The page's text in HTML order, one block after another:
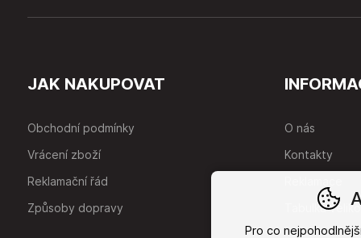
JAK NAKUPOVAT
Obchodní podmínky
Vrácení zboží
Reklamační řád
Způsoby dopravy
O nás
Kontakty
Tabulka
Pro co